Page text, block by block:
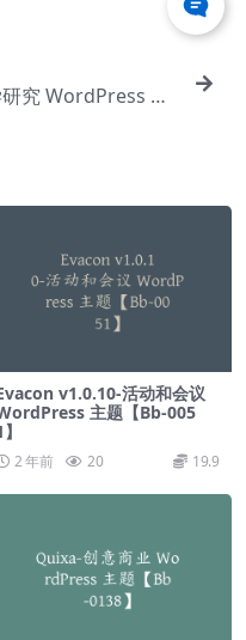
究 WordPress 主
v1.0.10-活动和会议
主题【Bb-005
2 年前 20 19.9